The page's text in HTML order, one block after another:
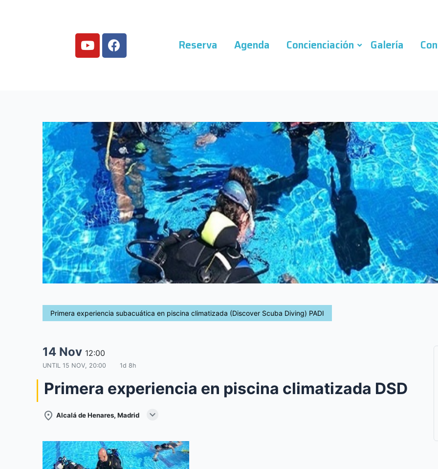
Reserva Agenda Concienciación Galería
Primera experiencia subacuática en piscina climatizada (Discover Scuba Diving) PADI
14 Nov 12:00
UNTIL 15 NOV, 20:00 1d 8h
Primera experiencia en piscina climatizada DSD
place Alcalá de Henares, Madrid expand_more